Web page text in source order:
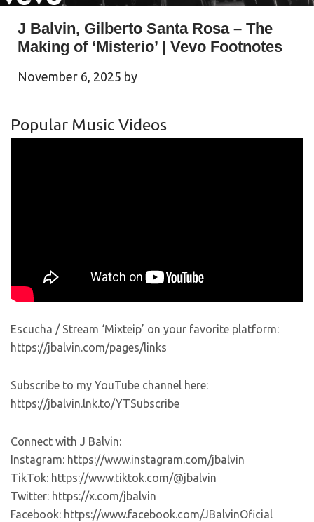
J Balvin, Gilberto Santa Rosa – The
Making of ‘Misterio’ | Vevo Footnotes
November 6, 2025 by
Popular Music Videos
Escucha / Stream ‘Mixteip’ on your favorite platform:
https://jbalvin.com/pages/links
Subscribe to my YouTube channel here:
https://jbalvin.lnk.to/YTSubscribe
Connect with J Balvin:
Instagram: https://www.instagram.com/jbalvin
TikTok: https://www.tiktok.com/@jbalvin
Twitter: https://x.com/jbalvin
Facebook: https://www.facebook.com/JBalvinOficial